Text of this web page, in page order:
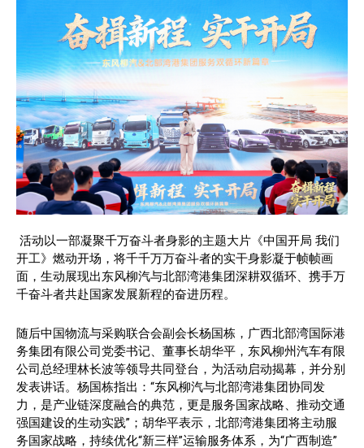
活动以一部凝聚千万奋斗者身影的主题大片《中国开局 我们
开工》燃动开场，将千千万万奋斗者的实干身影凝于帧帧画
面，生动展现出东风柳汽与北部湾港集团深耕双循环、携手万
千奋斗者共赴国家发展新程的奋进历程。
随后中国物流与采购联合会副会长杨国栋，广西北部湾国际港
务集团有限公司党委书记、董事长胡华平，东风柳州汽车有限
公司总经理林长波等领导共同登台，为活动启动揭幕，并分别
发表讲话。杨国栋指出：“东风柳汽与北部湾港集团协同发
力，是产业链深度融合的典范，更是服务国家战略、推动交通
强国建设的生动实践”；胡华平表示，北部湾港集团将主动服
务国家战略，持续优化“新三样”运输服务体系，为“广西制造”